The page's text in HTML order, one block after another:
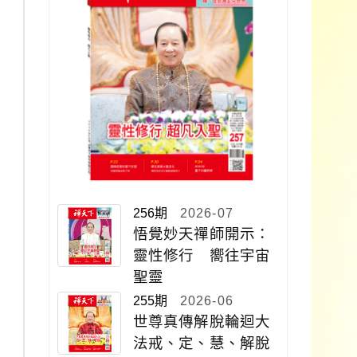
256期 2026-07
悟覺妙天禪師開示：
靈性修行 嚮往宇宙
聖靈
255期 2026-06
世尊真傳解脫輪迴大
法戒、定、慧、解脫